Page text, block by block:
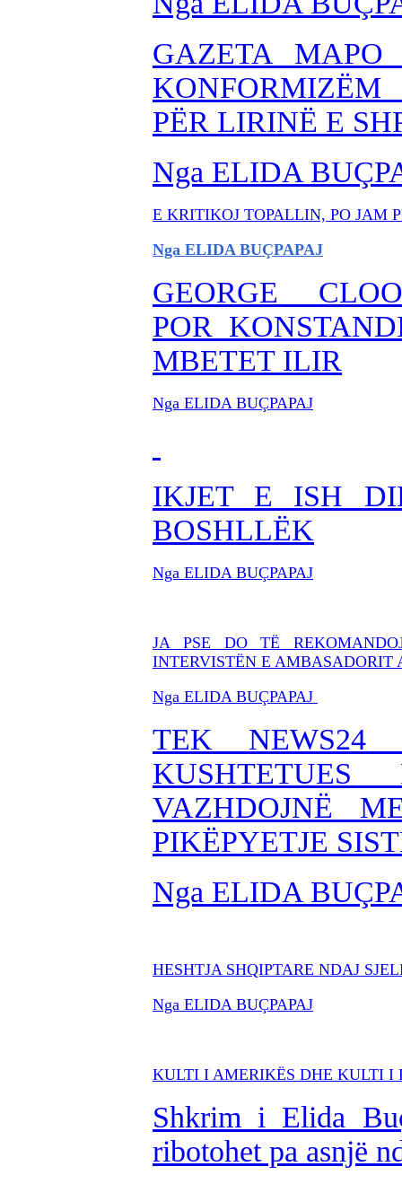
GAZETA MAPO
PËR LIRINË E
Nga ELIDA
E KRITIKOJ TOPALLIN, PO JAM
Nga ELIDA BUÇPAPAJ
GEORGE
POR
MBETET ILIR
Nga ELIDA BUÇPAPAJ
IKJET E ISH
BOSHLLËK
Nga ELIDA BUÇPAPAJ
JA PSE DO TË
INTERVISTËN E AMBASADORIT
Nga ELIDA BUÇPAPAJ
TEK NEWS24
VAZHDOJNË
PIKËPYETJE
Nga ELIDA
HESHTJA SHQIPTARE NDAJ
Nga ELIDA BUÇPAPAJ
KULTI I AMERIKËS DHE KULTI I
Shkrim i Elida
ribotohet pa asnjë